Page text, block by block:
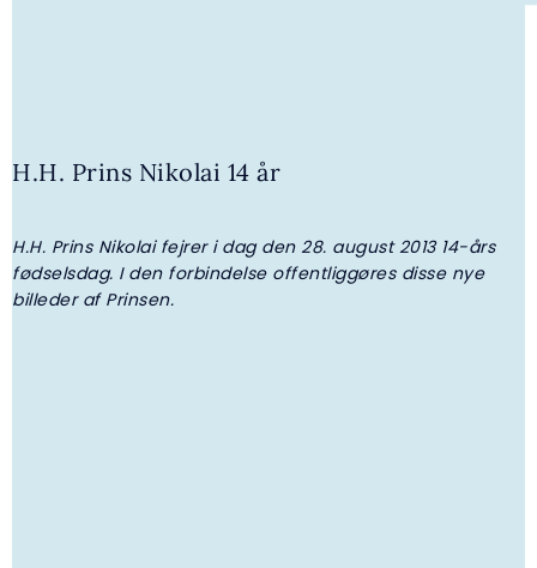
H.H. Prins Nikolai 14 år
H.H. Prins Nikolai fejrer i dag den 28. august 2013 14-års
fødselsdag. I den forbindelse offentliggøres disse nye
billeder af Prinsen.
4. AUGUST 2026 | GALLERI
H.K.H. Prinsesse Benedikte overrakte